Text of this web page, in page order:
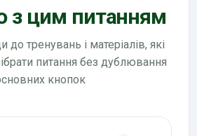
з цим питанням
тренувань і матеріалів, які
питання без дублювання
кнопок